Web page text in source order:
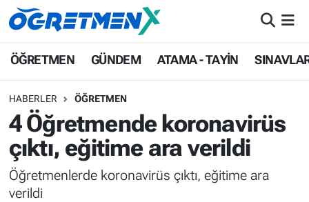
ÖĞRETMEN GÜNDEM ATAMA - TAYİN
HABERLER ÖĞRETMEN
4 Öğretmende koronavirüs
çıktı, eğitime ara verildi
Öğretmenlerde koronavirüs çıktı, eğitime ara
verildi
ÖĞRETMEN
ATAMA - TAYİN
SINAVLAR
HAYATIN İÇİNDEN
İstanbul Nöbetçi Eczaneler
İstanbul Namaz Vakitleri
İstanbul Trafik Yoğunluk Haritası
Süper Lig Puan Durumu ve Fikstür